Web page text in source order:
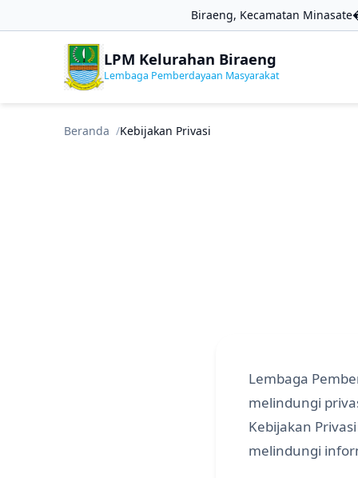
Biraeng, Kecamatan
LPM Kelurahan Biraeng
Lembaga Pemberdayaan Masyarakat
Beranda Kebijakan Privasi
Lembaga
melindungi
Kebijakan
melindungi